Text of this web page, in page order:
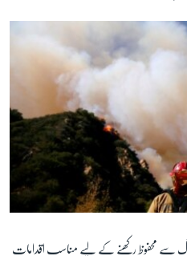
محفوظ رکھنے کے لیے مناسب اقدامات